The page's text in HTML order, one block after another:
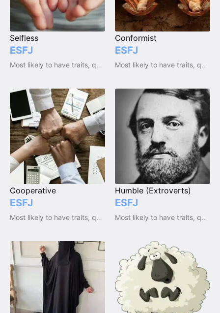
Selfless
ESFJ
Most likely to have traits, qualities and emotions
Conformist
ESFJ
Most likely to have traits, qualities and emotions
Cooperative
ESFJ
Most likely to have traits, qualities and emotions
Humble (Extroverts)
ESFJ
Most likely to have traits, qualities and emotions